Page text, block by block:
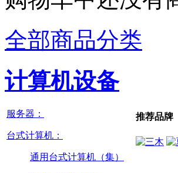
全部商品分类
计算机设备
服务器：
台式计算机：
通用台式计算机（集）
推荐品牌